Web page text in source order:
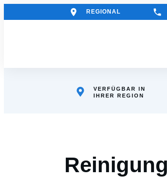
REGIONAL
VERFÜGBAR IN
IHRER REGION